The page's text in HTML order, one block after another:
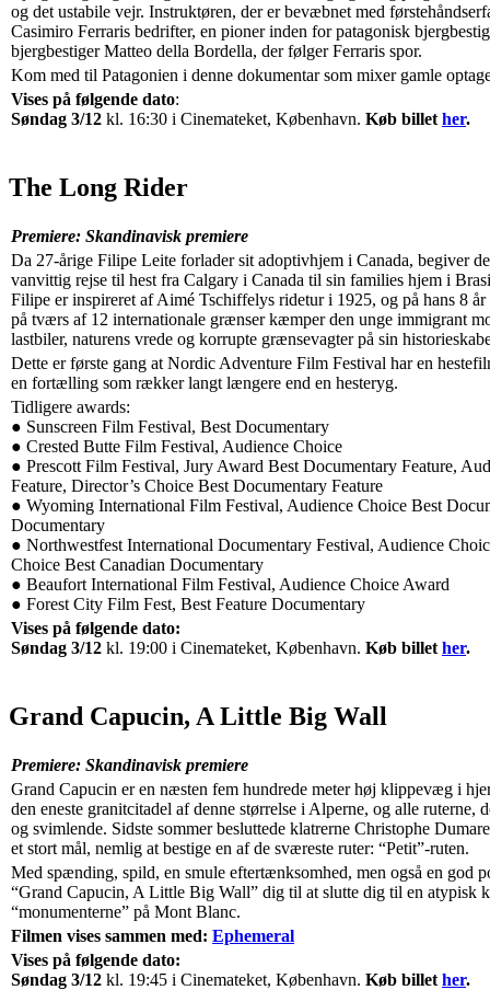
og det ustabile vejr. Instruktøren, der er bevæbnet med
Casimiro Ferraris bedrifter, en pioner inden for patagonisk
bjergbestiger Matteo della Bordella, der følger Ferraris spor.
Kom med til Patagonien i denne dokumentar som mixer gamle
Vises på følgende dato:
Søndag 3/12 kl. 16:30 i Cinemateket, København. Køb billet her.
The Long Rider
Premiere: Skandinavisk premiere
Da 27-årige Filipe Leite forlader sit adoptivhjem i Canada, begiver
vanvittig rejse til hest fra Calgary i Canada til sin families hjem i
Filipe er inspireret af Aimé Tschiffelys ridetur i 1925, og på hans 8
på tværs af 12 internationale grænser kæmper den unge immigrant
lastbiler, naturens vrede og korrupte grænsevagter på sin
Dette er første gang at Nordic Adventure Film Festival har en
en fortælling som rækker langt længere end en hesteryg.
Tidligere awards:
● Sunscreen Film Festival, Best Documentary
● Crested Butte Film Festival, Audience Choice
● Prescott Film Festival, Jury Award Best Documentary Feature,
Feature, Director’s Choice Best Documentary Feature
● Wyoming International Film Festival, Audience Choice Best
Documentary
● Northwestfest International Documentary Festival, Audience
Choice Best Canadian Documentary
● Beaufort International Film Festival, Audience Choice Award
● Forest City Film Fest, Best Feature Documentary
Vises på følgende dato:
Søndag 3/12 kl. 19:00 i Cinemateket, København. Køb billet her.
Grand Capucin, A Little Big Wall
Premiere: Skandinavisk premiere
Grand Capucin er en næsten fem hundrede meter høj klippevæg i
den eneste granitcitadel af denne størrelse i Alperne, og alle ruterne,
og svimlende. Sidste sommer besluttede klatrerne Christophe
et stort mål, nemlig at bestige en af de sværeste ruter: “Petit”-ruten.
Med spænding, spild, en smule eftertænksomhed, men også en god
“Grand Capucin, A Little Big Wall” dig til at slutte dig til en atypisk
“monumenterne” på Mont Blanc.
Filmen vises sammen med: Ephemeral
Vises på følgende dato:
Søndag 3/12 kl. 19:45 i Cinemateket, København. Køb billet her.